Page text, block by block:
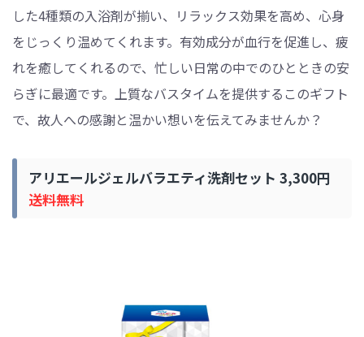
した4種類の入浴剤が揃い、リラックス効果を高め、心身
をじっくり温めてくれます。有効成分が血行を促進し、疲
れを癒してくれるので、忙しい日常の中でのひとときの安
らぎに最適です。上質なバスタイムを提供するこのギフト
で、故人への感謝と温かい想いを伝えてみませんか？
アリエールジェルバラエティ洗剤セット 3,300円
送料無料